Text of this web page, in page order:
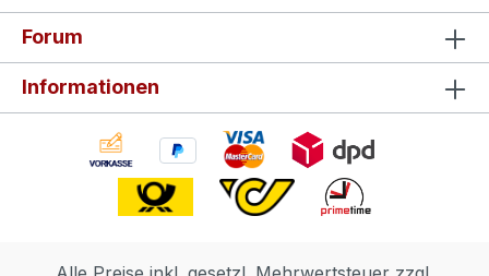
Forum
Informationen